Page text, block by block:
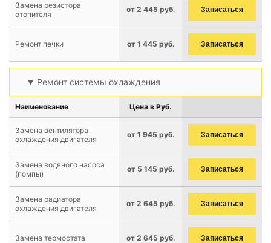
Замена резистора
отопителя
от 2 445 руб. Записаться
Ремонт печки от 1 445 руб. Записаться
Ремонт системы охлаждения
Наименование Цена в Руб.
Замена вентилятора
охлаждения двигателя
от 1 945 руб. Записаться
Замена водяного насоса
(помпы)
от 5 145 руб. Записаться
Замена радиатора
охлаждения двигателя
от 2 645 руб. Записаться
Замена термостата от 2 645 руб. Записаться